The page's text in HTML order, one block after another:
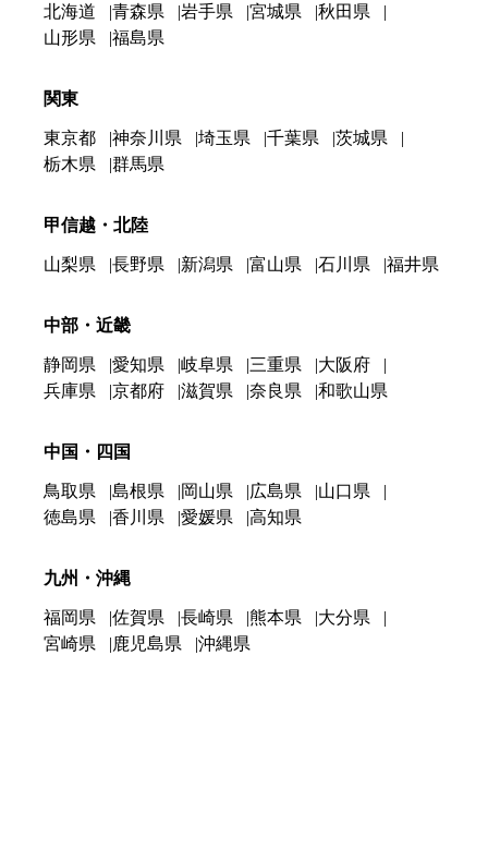
北海道 青森県 岩手県 宮城県
秋田県
山形県
福島県
関東
東京都 神奈川県 埼玉県 千葉県
茨城県
栃木県
群馬県
甲信越・北陸
山梨県 長野県 新潟県 富山県 石川県 福井県
中部・近畿
静岡県 愛知県 岐阜県 三重県
大阪府
兵庫県
京都府 滋賀県 奈良県 和歌山県
中国・四国
鳥取県 島根県 岡山県 広島県
山口県
徳島県
香川県 愛媛県 高知県
九州・沖縄
福岡県 佐賀県 長崎県 熊本県
大分県
宮崎県
鹿児島県 沖縄県